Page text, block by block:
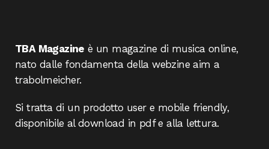
TBA Magazine è un magazine di musica online,
nato dalle fondamenta della webzine aim a
trabolmeicher.
Si tratta di un prodotto user e mobile friendly,
disponibile al download in pdf e alla lettura.